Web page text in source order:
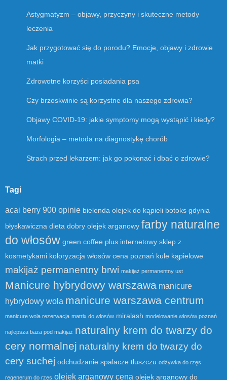
Astygmatyzm – objawy, przyczyny i skuteczne metody
leczenia
Jak przygotować się do porodu? Emocje, objawy i zdrowie
matki
Zdrowotne korzyści posiadania psa
Czy brzoskwinie są korzystne dla naszego zdrowia?
Objawy COVID-19: jakie symptomy mogą wystąpić i kiedy?
Morfologia – metoda na diagnostykę chorób
Strach przed lekarzem: jak go pokonać i dbać o zdrowie?
Tagi
acai berry 900 opinie bielenda olejek do kąpieli botoks gdynia
błyskawiczna dieta dobry olejek arganowy farby naturalne
do włosów green coffee plus internetowy sklep z
kosmetykami koloryzacja włosów cena poznań kule kąpielowe
makijaż permanentny brwi makijaż permanentny ust
Manicure hybrydowy warszawa manicure
hybrydowy wola manicure warszawa centrum
manicure wola rezerwacja matrix do włosów miralash modelowanie włosów poznań
najlepsza baza pod makijaż naturalny krem do twarzy do
cery normalnej naturalny krem do twarzy do
cery suchej odchudzanie spalacze tłuszczu odżywka do rzęs
regenerum do rzęs olejek arganowy cena olejek arganowy do